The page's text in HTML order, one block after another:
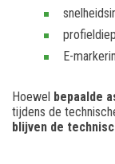
E-
Hoewel bepaalde
tijdens de
blijven de